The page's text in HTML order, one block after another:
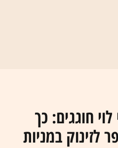
חוגגים: כך
לזינוק במניות